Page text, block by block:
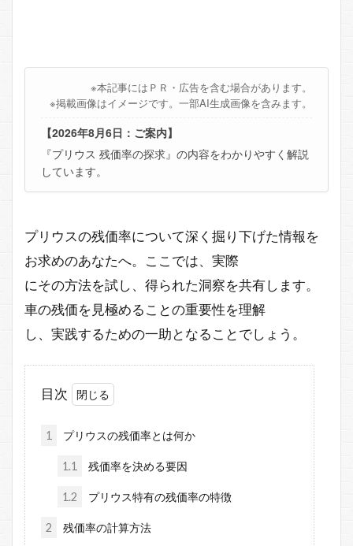
※本記事にはＰＲ・広告を含む場合があります。
※掲載画像はイメージです。一部AI生成画像を含みます。
【2026年8月6日：ご案内】
『プリウス 残価率の探求』の内容をわかりやすく解説
しています。
プリウスの残価率について深く掘り下げた情報を
お求めのあなたへ。ここでは、実際
にその方法を試し、得られた洞察を共有します。
車の残価を見極めることの重要性を理解
し、実践するための一助となることでしょう。
目次
1 プリウスの残価率とは何か
1.1 残価率を決める要因
1.2 プリウス特有の残価率の特徴
2 残価率の計算方法